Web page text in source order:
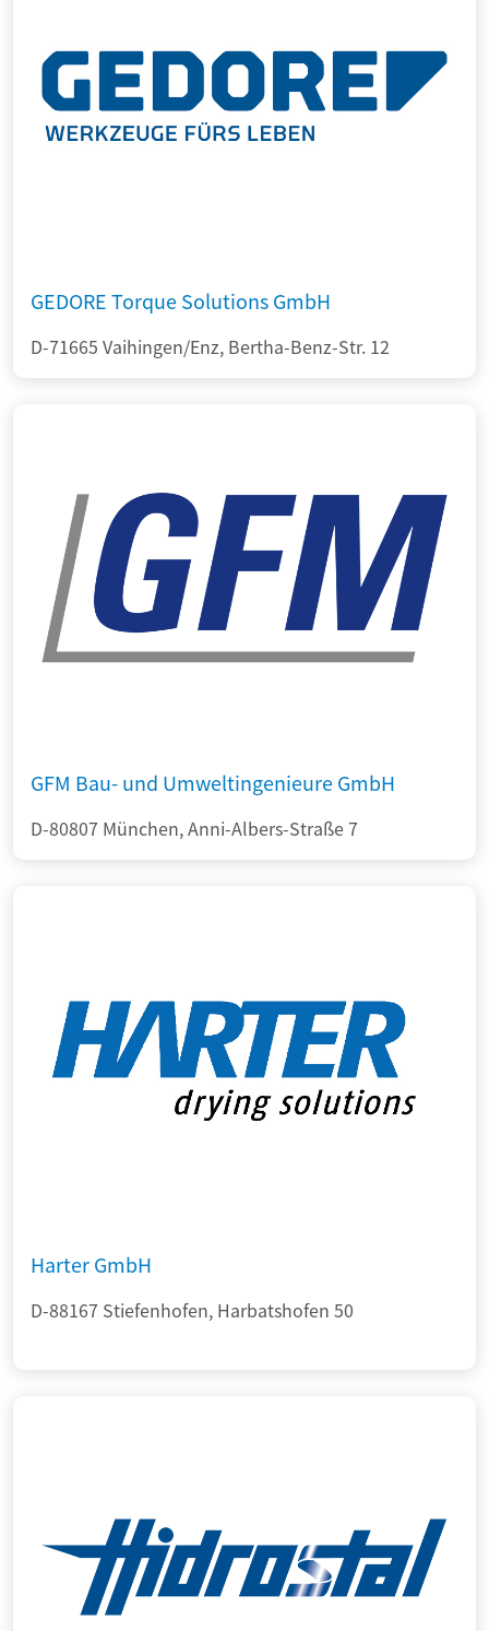
GEDORE Torque Solutions GmbH
D-71665 Vaihingen/Enz, Bertha-Benz-Str. 12
GFM Bau- und Umweltingenieure GmbH
D-80807 München, Anni-Albers-Straße 7
Harter GmbH
D-88167 Stiefenhofen, Harbatshofen 50